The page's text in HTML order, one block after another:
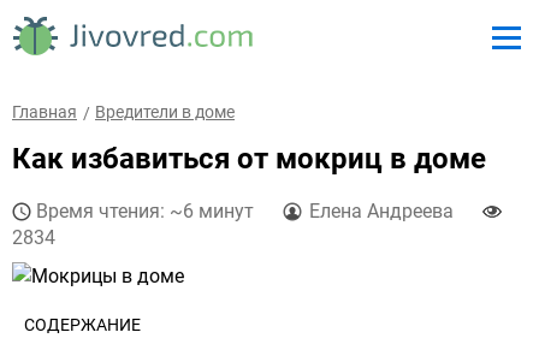
Главная Вредители в доме
Как избавиться от мокриц в доме
Время чтения: ~6 минут
Елена Андреева
2834
СОДЕРЖАНИЕ